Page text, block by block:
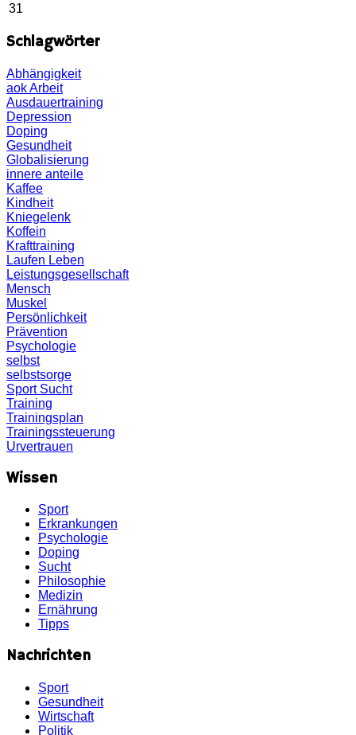
31
Schlagwörter
Abhängigkeit
aokArbeit
Ausdauertraining
Depression
Doping
Gesundheit
Globalisierung
innere anteile
Kaffee
Kindheit
Kniegelenk
Koffein
Krafttraining
Laufen Leben
Leistungsgesellschaft
Mensch
Muskel
Persönlichkeit
Prävention
Psychologie
selbst
selbstsorge
Sport Sucht
Training
Trainingsplan
Trainingssteuerung
Urvertrauen
Wissen
Sport
Erkrankungen
Psychologie
Doping
Sucht
Philosophie
Medizin
Ernährung
Tipps
Nachrichten
Sport
Gesundheit
Wirtschaft
Politik